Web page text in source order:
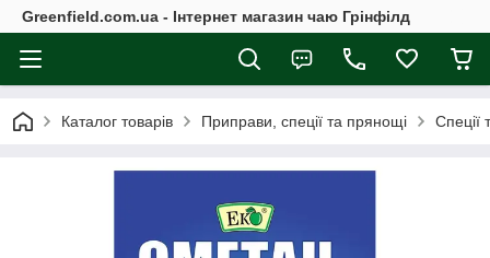
Greenfield.com.ua - Інтернет магазин чаю Грінфілд
Каталог товарів Приправи, спеції та прянощі Спеції